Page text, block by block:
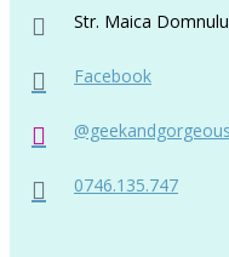
Str. Maica
Facebook
0746.135.747